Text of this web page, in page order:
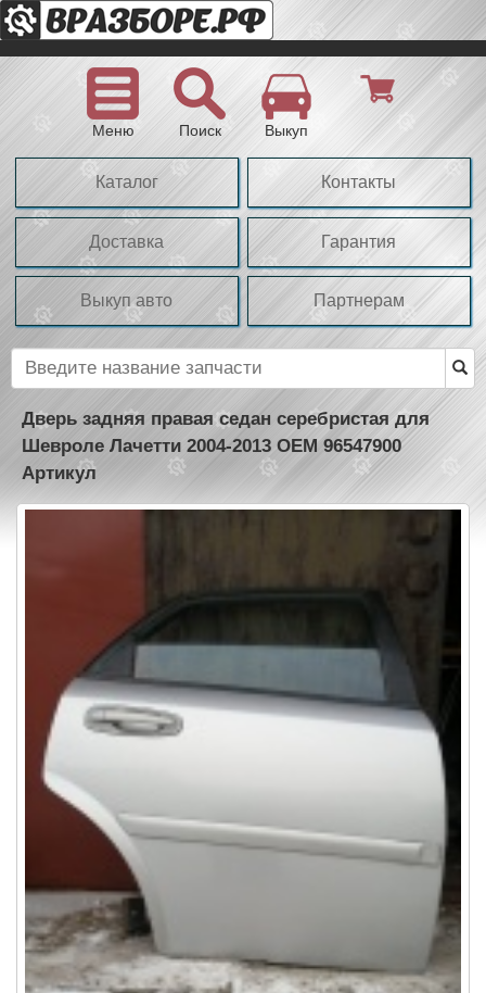
Меню Поиск Выкуп
Каталог Контакты
Доставка Гарантия
Выкуп авто Партнерам
Дверь задняя правая седан серебристая для
Шевроле Лачетти 2004-2013 OEM 96547900
Артикул